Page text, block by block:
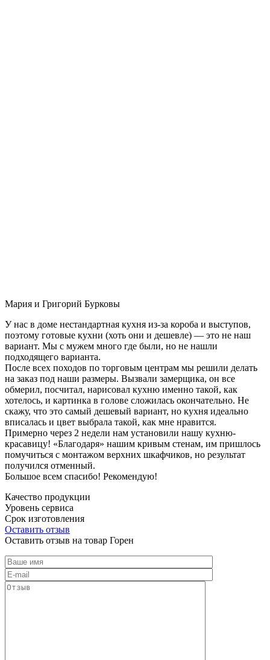
Мария и Григорий Бурковы
У нас в доме нестандартная кухня из-за короба и выступов,
поэтому готовые кухни (хоть они и дешевле) — это не наш
вариант. Мы с мужем много где были, но не нашли
подходящего варианта.
После всех походов по торговым центрам мы решили делать
на заказ под наши размеры. Вызвали замерщика, он все
обмерил, посчитал, нарисовал кухню именно такой, как
хотелось, и картинка в голове сложилась окончательно. Не
скажу, что это самый дешевый вариант, но кухня идеально
вписалась и цвет выбрала такой, как мне нравится.
Примерно через 2 недели нам установили нашу кухню-
красавицу! «Благодаря» нашим кривым стенам, им пришлось
помучиться с монтажом верхних шкафчиков, но результат
получился отменный.
Большое всем спасибо! Рекомендую!
Качество продукции
Уровень сервиса
Срок изготовления
Оставить отзыв
Оставить отзыв на товар Горен